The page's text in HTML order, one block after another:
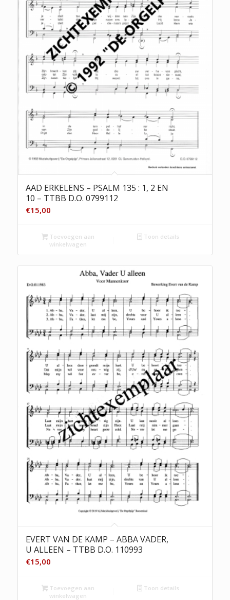
AAD ERKELENS – PSALM 135 : 1, 2 EN
10 – TTBB D.O. 0799112
€15,00
Toevoegen aan
winkelwagen
Toon details
EVERT VAN DE KAMP – ABBA VADER,
U ALLEEN – TTBB D.O. 110993
€15,00
Toevoegen aan
winkelwagen
Toon details